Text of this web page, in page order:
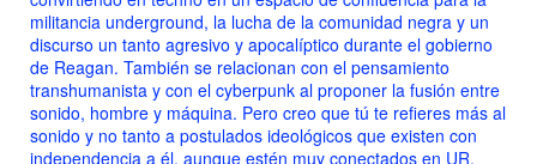
militancia underground, la lucha de la comunidad negra y un
discurso un tanto agresivo y apocalíptico durante el gobierno
de Reagan. También se relacionan con el pensamiento
transhumanista y con el cyberpunk al proponer la fusión entre
sonido, hombre y máquina. Pero creo que tú te refieres más al
sonido y no tanto a postulados ideológicos que existen con
independencia a él, aunque estén muy conectados en UR.